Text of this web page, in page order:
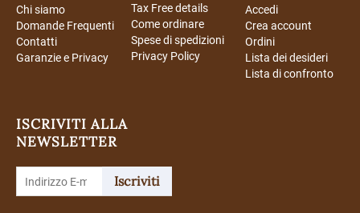
Chi siamo
Domande Frequenti
Contatti
Garanzie e Privacy
Tax Free details
Come ordinare
Spese di spedizioni
Privacy Policy
Accedi
Crea account
Ordini
Lista dei desideri
Lista di confronto
ISCRIVITI ALLA
NEWSLETTER
Iscriviti